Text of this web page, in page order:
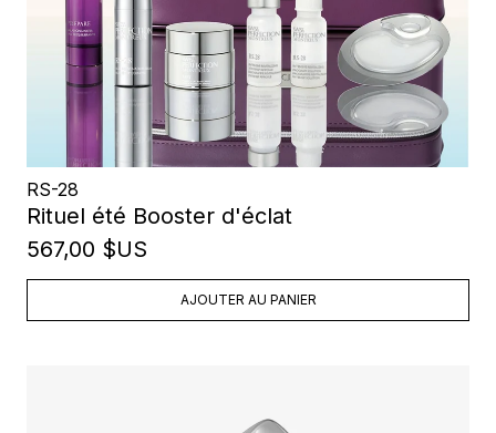
RS-28
Rituel été Booster d'éclat
567,00 $US
AJOUTER AU PANIER